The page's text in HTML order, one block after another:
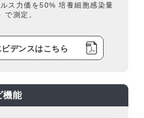
ス力価を50% 培養細胞感染量
で測定。
ビデンスはこちら
機能